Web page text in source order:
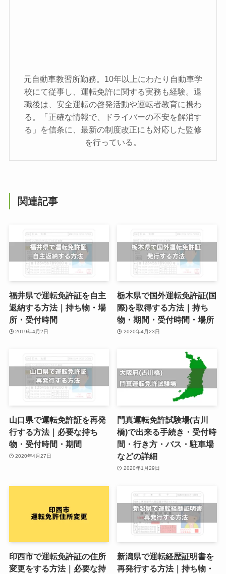
元自動車教習所勤務。10年以上にわたり自動車学
校にて従事し、運転免許に関する実務も経験。退
職後は、安全運転の啓発活動や運転者教育に携わ
る。「正確な情報で、ドライバーの不安を解消す
る」を信条に、最新の制度改正にも対応した監修
を行っている。
関連記事
福井県で運転免許証を自主
返納する方法｜持ち物・場
所・受付時間
2019年4月2日
栃木県で国外運転免許証(国
際)を取得する方法｜持ち
物・期間・受付時間・場所
2020年4月23日
山口県で運転免許証を再発
行する方法｜必要な持ち
物・受付時間・期間
2020年4月27日
門真運転免許試験場(古川
橋)で出来る手続き・受付時
間・行き方・バス・駐車場
などの詳細
2020年1月29日
印西市で運転免許証の住所
変更をする方法｜必要な持
新潟県で運転経歴証明書を
再発行する方法｜持ち物・